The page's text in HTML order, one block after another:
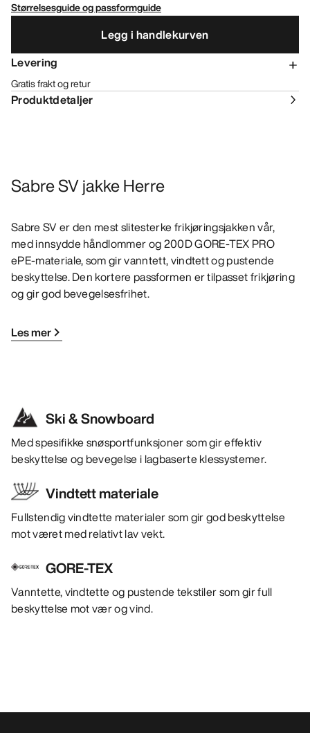
Størrelsesguide og passformguide
Legg i handlekurven
Levering
Gratis frakt og retur
Produktdetaljer
Sabre SV jakke Herre
Sabre SV er den mest slitesterke frikjøringsjakken vår,
med innsydde håndlommer og 200D GORE-TEX PRO
ePE-materiale, som gir vanntett, vindtett og pustende
beskyttelse. Den kortere passformen er tilpasset frikjøring
og gir god bevegelsesfrihet.
Les mer
Ski & Snowboard
Med spesifikke snøsportfunksjoner som gir effektiv
beskyttelse og bevegelse i lagbaserte klessystemer.
Vindtett materiale
Fullstendig vindtette materialer som gir god beskyttelse
mot været med relativt lav vekt.
GORE-TEX
Vanntette, vindtette og pustende tekstiler som gir full
beskyttelse mot vær og vind.